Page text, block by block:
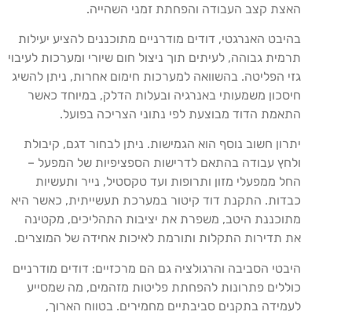
האצת קצב העבודה והפחתת זמני השהייה.
בהיבט האנרגטי, דודים מודרניים מתוכננים להציע יעילות
תרמית גבוהה, לעיתים תוך ניצול חום שיורי ומערכות לעיבוי
גזי הפליטה. בהשוואה למערכות חימום אחרות, ניתן להשיג
חיסכון משמעותי באנרגיה ובעלות הדלק, במיוחד כאשר
התאמת הדוד מבוצעת לפי נתוני הצריכה בפועל.
יתרון חשוב נוסף הוא הגמישות. ניתן לבחור דגם, קיבולת
ולחץ עבודה בהתאם לדרישות הספציפיות של המפעל –
החל ממפעלי מזון ותרופות ועד טקסטיל, נייר ותעשיות
כבדות. התקנת דוד קיטור במערכת תעשייתית, כאשר היא
מתוכננת היטב, משפרת את יציבות התהליכים, מקטינה
את תדירות התקלות ותורמת לאיכות אחידה של המוצרים.
היבטי הסביבה והרגולציה גם הם מרכזיים: דודים מודרניים
כוללים פתרונות להפחתת פליטות מזהמים, מה שמסייע
לעמידה בתקנים סביבתיים מחמירים. בטווח הארוך,